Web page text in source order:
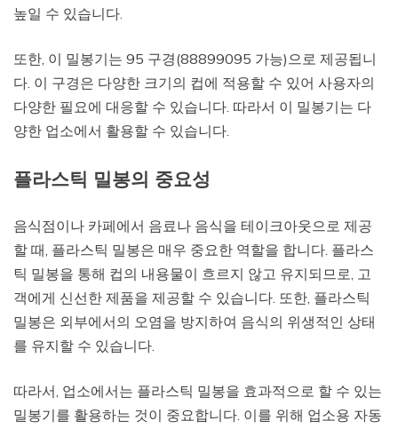
높일 수 있습니다.
또한, 이 밀봉기는 95 구경(88899095 가능)으로 제공됩니
다. 이 구경은 다양한 크기의 컵에 적용할 수 있어 사용자의
다양한 필요에 대응할 수 있습니다. 따라서 이 밀봉기는 다
양한 업소에서 활용할 수 있습니다.
플라스틱 밀봉의 중요성
음식점이나 카페에서 음료나 음식을 테이크아웃으로 제공
할 때, 플라스틱 밀봉은 매우 중요한 역할을 합니다. 플라스
틱 밀봉을 통해 컵의 내용물이 흐르지 않고 유지되므로, 고
객에게 신선한 제품을 제공할 수 있습니다. 또한, 플라스틱
밀봉은 외부에서의 오염을 방지하여 음식의 위생적인 상태
를 유지할 수 있습니다.
따라서, 업소에서는 플라스틱 밀봉을 효과적으로 할 수 있는
밀봉기를 활용하는 것이 중요합니다. 이를 위해 업소용 자동